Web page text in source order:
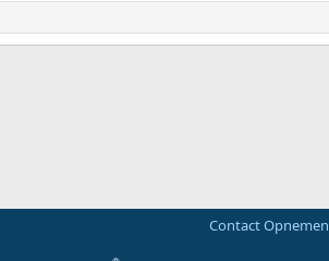
Contact Opnemen